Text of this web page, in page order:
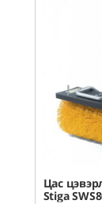
Цас
Stiga